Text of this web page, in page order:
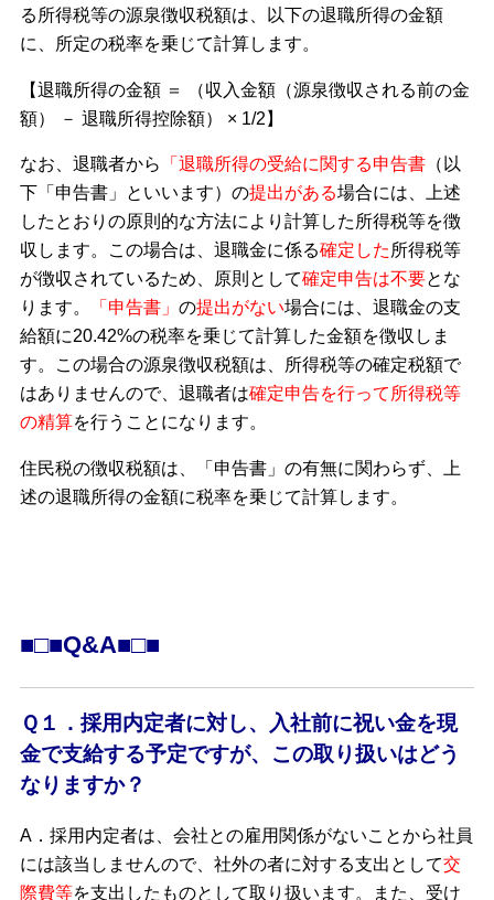
る所得税等の源泉徴収税額は、以下の退職所得の金額
に、所定の税率を乗じて計算します。
【退職所得の金額 ＝ （収入金額（源泉徴収される前の金
額） － 退職所得控除額） × 1/2】
なお、退職者から 「退職所得の受給に関する申告書（以
下「申告書」といいます）の提出がある場合には、上述
したとおりの原則的な方法により計算した所得税等を徴
収します。この場合は、退職金に係る確定した所得税等
が徴収されているため、原則として確定申告は不要とな
ります。
「申告書」 の提出がない場合には、退職金の支
給額に20.42%の税率を乗じて計算した金額を徴収しま
す。この場合の源泉徴収税額は、所得税等の確定税額で
はありませんので、退職者は確定申告を行って所得税等
の精算を行うことになります。
住民税の徴収税額は、「申告書」の有無に関わらず、上
述の退職所得の金額に税率を乗じて計算します。
■□■Q&A■□■
Ｑ１．採用内定者に対し、入社前に祝い金を現
金で支給する予定ですが、この取り扱いはどう
なりますか？
A．採用内定者は、会社との雇用関係がないことから社員
には該当しませんので、社外の者に対する支出として交
際費等を支出したものとして取り扱います。また、受け